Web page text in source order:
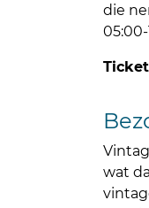
die
wat